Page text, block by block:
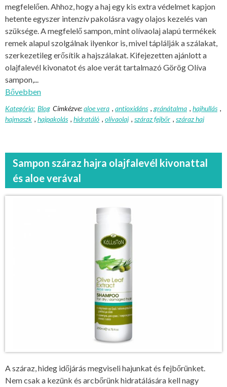
megfelelően. Ahhoz, hogy a haj egy kis extra védelmet kapjon
hetente egyszer intenzív pakolásra vagy olajos kezelés van
szüksége. A megfelelő sampon, mint olívaolaj alapú termékek
remek alapul szolgálnak ilyenkor is, mivel táplálják a szálakat,
szerkezetileg erősítik a hajszálakat. Kifejezetten ajánlott a
olajfalevél kivonatot és aloe verát tartalmazó Görög Olíva
sampon,...
Bővebben
Kategória: Blog Címkézve:aloe vera , antioxidáns , gránátalma , hajhullás ,
hajmaszk , hajpakolás , hidratáló , olívaolaj , száraz fejbőr , száraz haj
Sampon száraz hajra olajfalevél kivonattal
és aloe verával
A száraz, hideg időjárás megviseli hajunkat és fejbőrünket.
Nem csak a kezünk és arcbőrünk hidratálására kell nagy